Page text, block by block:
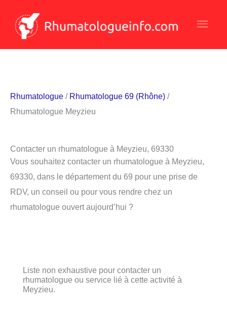
contenu
Rhumatologue / Rhumatologue 69 (Rhône) /
Rhumatologue Meyzieu
Contacter un rhumatologue à Meyzieu, 69330
Vous souhaitez contacter un rhumatologue à Meyzieu,
69330, dans le département du 69 pour une prise de
RDV, un conseil ou pour vous rendre chez un
rhumatologue ouvert aujourd’hui ?
Liste non exhaustive pour contacter un
rhumatologue ou service lié à cette activité à
Meyzieu.